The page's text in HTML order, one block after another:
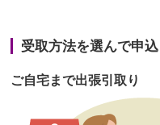
第39回人形供養祭
受取方法を選んで申込
ご自宅まで出張引取り